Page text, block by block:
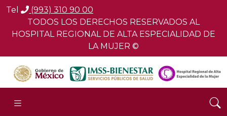
Tel
(993) 310 90 00
TODOS LOS DERECHOS RESERVADOS AL
HOSPITAL REGIONAL DE ALTA ESPECIALIDAD DE
LA MUJER ©